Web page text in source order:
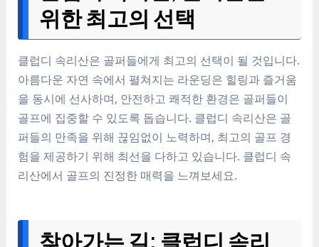
위한 최고의 선택
클럽디 속리산은 골퍼들에게 최고의 선택이 될 것입니다.
아름다운 자연 속에서 펼쳐지는 라운딩은 힐링과 즐거움
을 동시에 선사하며, 안전하고 쾌적한 환경은 골퍼들이
골프에 집중할 수 있도록 돕습니다. 클럽디 속리산은 골
퍼들의 만족을 위해 끊임없이 노력하며, 최고의 골프 경
험을 제공하기 위해 최선을 다하고 있습니다. 클럽디 속
리산에서 골프의 진정한 매력을 느껴보세요.
찾아가는 길: 클럽디 속리